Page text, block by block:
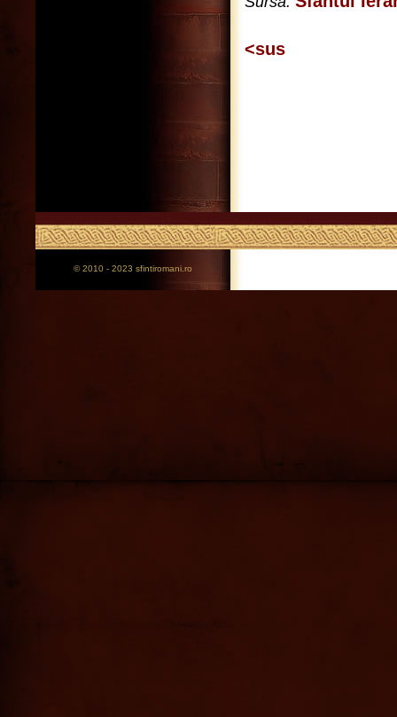
<sus
© 2010 - 2023 sfintiromani.ro